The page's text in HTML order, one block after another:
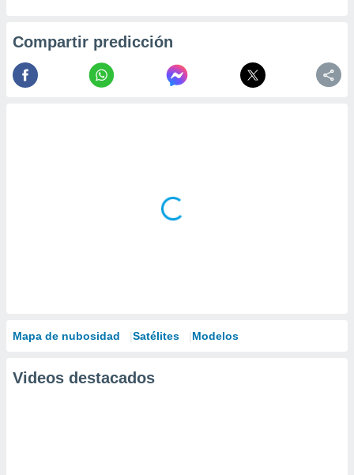
Compartir predicción
Mapa de nubosidad Satélites Modelos
Videos destacados